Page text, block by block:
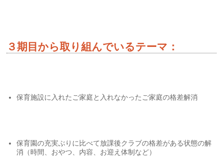
３期目から取り組んでいるテーマ：
保育施設に入れたご家庭と入れなかったご家庭の格差解消
保育園の充実ぶりに比べて放課後クラブの格差がある状態の解
消（時間、おやつ、内容、お迎え体制など）